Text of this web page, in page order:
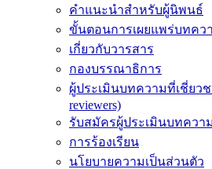
คำแนะนำสำหรับผู้นิพนธ์
ขั้นตอนการเผยแพร่บทคว
เกี่ยวกับวารสาร
กองบรรณาธิการ
ผู้ประเมินบทความที่เชี่ยว
reviewers)
รับสมัครผู้ประเมินบทควา
การร้องเรียน
นโยบายความเป็นส่วนตัว